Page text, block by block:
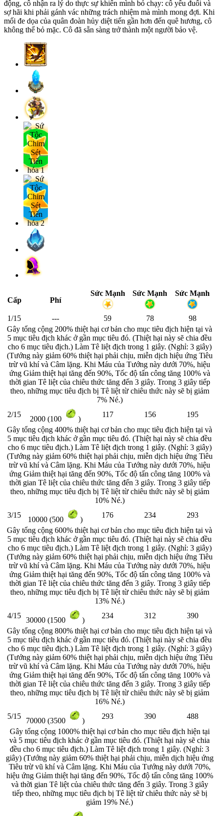
động, cô nhận ra lý do thực sự khiến mình bỏ chạy: cô yếu đuối và
sợ hãi khi phải gánh vác những trách nhiệm mà mình mong đợi. Khi
mối đe dọa của quân đoàn hủy diệt tiến gần hơn đến quê hương, cô
không thể bỏ mặc. Cô đã sẵn sàng trở thành một người bảo vệ.
Cấp Phí
Sức Mạnh Sức Mạnh Sức Mạnh
1/15 --- 59 78
98
Gây tổng cộng 200% thiệt hại cơ bản cho mục tiêu địch hiện tại và
5 mục tiêu địch khác ở gần mục tiêu đó. (Thiệt hại này sẽ chia đều
cho 6 mục tiêu địch.) Làm Tê liệt địch trong 1 giây. (Nghỉ: 3 giây)
(Tướng này giảm 60% thiệt hại phải chịu, miễn dịch hiệu ứng Tiêu
trừ vũ khí và Câm lặng. Khi Máu của Tướng này dưới 70%, hiệu
ứng Giảm thiệt hại tăng đến 90%, Tốc độ tấn công tăng 100% và
thời gian Tê liệt của chiêu thức tăng đến 3 giây. Trong 3 giây tiếp
theo, những mục tiêu địch bị Tê liệt từ chiêu thức này sẽ bị giảm
7% Né.)
2/15
2000 (100 )
117 156
195
Gây tổng cộng 400% thiệt hại cơ bản cho mục tiêu địch hiện tại và
5 mục tiêu địch khác ở gần mục tiêu đó. (Thiệt hại này sẽ chia đều
cho 6 mục tiêu địch.) Làm Tê liệt địch trong 1 giây. (Nghỉ: 3 giây)
(Tướng này giảm 60% thiệt hại phải chịu, miễn dịch hiệu ứng Tiêu
trừ vũ khí và Câm lặng. Khi Máu của Tướng này dưới 70%, hiệu
ứng Giảm thiệt hại tăng đến 90%, Tốc độ tấn công tăng 100% và
thời gian Tê liệt của chiêu thức tăng đến 3 giây. Trong 3 giây tiếp
theo, những mục tiêu địch bị Tê liệt từ chiêu thức này sẽ bị giảm
10% Né.)
3/15
10000 (500 )
176 234
293
Gây tổng cộng 600% thiệt hại cơ bản cho mục tiêu địch hiện tại và
5 mục tiêu địch khác ở gần mục tiêu đó. (Thiệt hại này sẽ chia đều
cho 6 mục tiêu địch.) Làm Tê liệt địch trong 1 giây. (Nghỉ: 3 giây)
(Tướng này giảm 60% thiệt hại phải chịu, miễn dịch hiệu ứng Tiêu
trừ vũ khí và Câm lặng. Khi Máu của Tướng này dưới 70%, hiệu
ứng Giảm thiệt hại tăng đến 90%, Tốc độ tấn công tăng 100% và
thời gian Tê liệt của chiêu thức tăng đến 3 giây. Trong 3 giây tiếp
theo, những mục tiêu địch bị Tê liệt từ chiêu thức này sẽ bị giảm
13% Né.)
4/15
30000 (1500 )
234 312
390
Gây tổng cộng 800% thiệt hại cơ bản cho mục tiêu địch hiện tại và
5 mục tiêu địch khác ở gần mục tiêu đó. (Thiệt hại này sẽ chia đều
cho 6 mục tiêu địch.) Làm Tê liệt địch trong 1 giây. (Nghỉ: 3 giây)
(Tướng này giảm 60% thiệt hại phải chịu, miễn dịch hiệu ứng Tiêu
trừ vũ khí và Câm lặng. Khi Máu của Tướng này dưới 70%, hiệu
ứng Giảm thiệt hại tăng đến 90%, Tốc độ tấn công tăng 100% và
thời gian Tê liệt của chiêu thức tăng đến 3 giây. Trong 3 giây tiếp
theo, những mục tiêu địch bị Tê liệt từ chiêu thức này sẽ bị giảm
16% Né.)
5/15
70000 (3500 )
293 390
488
Gây tổng cộng 1000% thiệt hại cơ bản cho mục tiêu địch hiện tại
và 5 mục tiêu địch khác ở gần mục tiêu đó. (Thiệt hại này sẽ chia
đều cho 6 mục tiêu địch.) Làm Tê liệt địch trong 1 giây. (Nghỉ: 3
giây) (Tướng này giảm 60% thiệt hại phải chịu, miễn dịch hiệu ứng
Tiêu trừ vũ khí và Câm lặng. Khi Máu của Tướng này dưới 70%,
hiệu ứng Giảm thiệt hại tăng đến 90%, Tốc độ tấn công tăng 100%
và thời gian Tê liệt của chiêu thức tăng đến 3 giây. Trong 3 giây
tiếp theo, những mục tiêu địch bị Tê liệt từ chiêu thức này sẽ bị
giảm 19% Né.)